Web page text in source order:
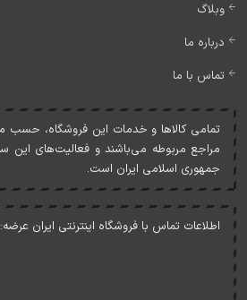
وبلاگ
درباره ما
تماس با ما
تمامی کالاها و خدمات اين فروشگاه، حسب
مراجع مربوطه می‌باشند و فعاليت‌های اين
جمهوری اسلامی ايران است.
اطلاعات تماس با فروشگاه اینترنتی ایران عرضه: